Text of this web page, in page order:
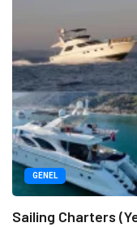
GENEL
Sailing Charters